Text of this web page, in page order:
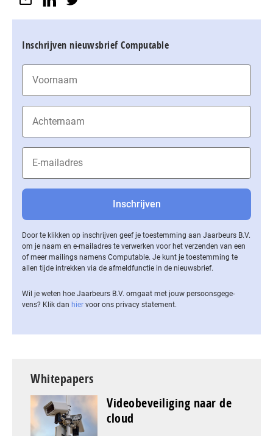
Inschrijven nieuwsbrief Computable
Door te klikken op inschrijven geef je toestemming aan Jaarbeurs B.V.
om je naam en e-mailadres te verwerken voor het verzenden van een
of meer mailings namens Computable. Je kunt je toestemming te
allen tijde intrekken via de af­meld­func­tie in de nieuwsbrief.
Wil je weten hoe Jaarbeurs B.V. omgaat met jouw per­soons­ge­ge­
vens? Klik dan hier voor ons privacy statement.
Whitepapers
Videobeveiliging naar de
cloud